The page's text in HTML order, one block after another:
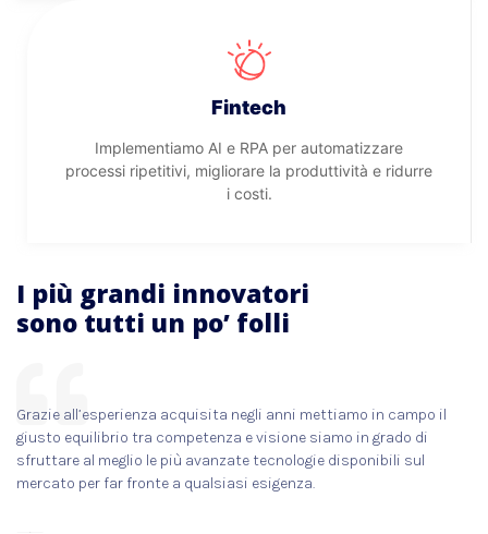
Fintech
Implementiamo AI e RPA per automatizzare
processi ripetitivi, migliorare la produttività e ridurre
i costi.
I più grandi innovatori
sono tutti un po’ folli
Grazie all’esperienza acquisita negli anni mettiamo in campo il
giusto equilibrio tra competenza e visione siamo in grado di
sfruttare al meglio le più avanzate tecnologie disponibili sul
mercato per far fronte a qualsiasi esigenza.